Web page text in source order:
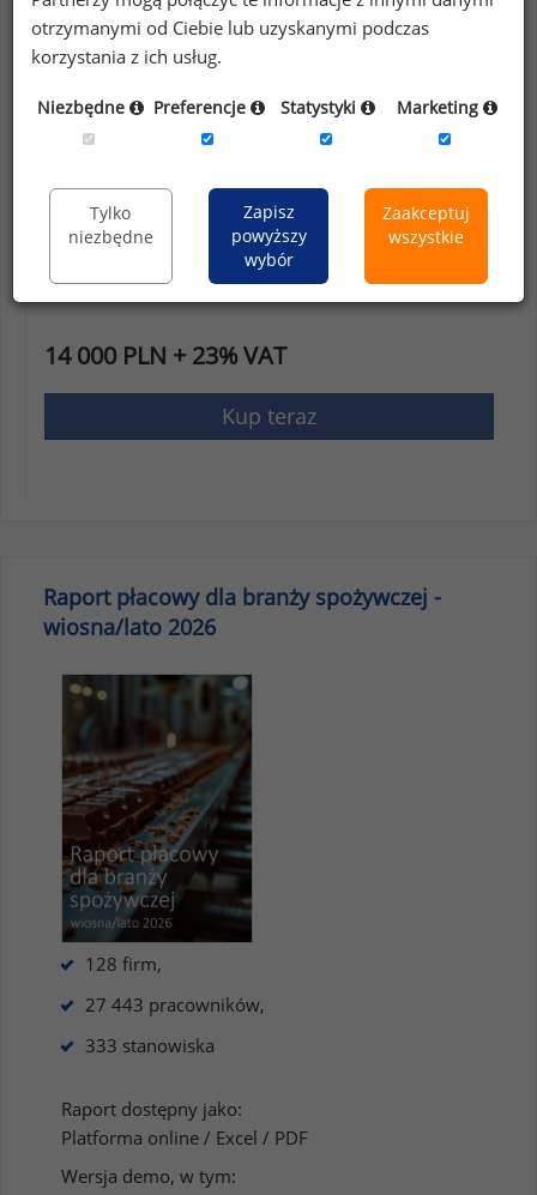
Lista uczestników
Lista stanowisk
Próba badawcza
więcej o raporcie
14 000 PLN + 23% VAT
Kup teraz
Raport płacowy dla branży spożywczej -
wiosna/lato 2026
128 firm,
27 443 pracowników,
333 stanowiska
Raport dostępny jako:
Platforma online / Excel / PDF
Wersja demo, w tym:
otrzymanymi od Ciebie lub uzyskanymi podczas
korzystania z ich usług.
Niezbędne Preferencje Statystyki Marketing
Tylko
niezbędne
Zapisz
powyższy
wybór
Zaakceptuj
wszystkie